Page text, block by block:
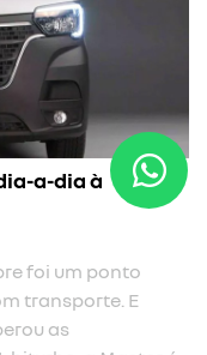
a-dia à
foi um ponto
transporte. E
as